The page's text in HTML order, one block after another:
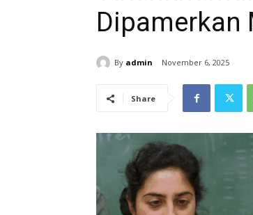
Dipamerkan
By admin November 6, 2025
Share